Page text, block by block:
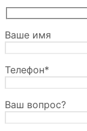
Ваше имя
Телефон*
Ваш вопрос?